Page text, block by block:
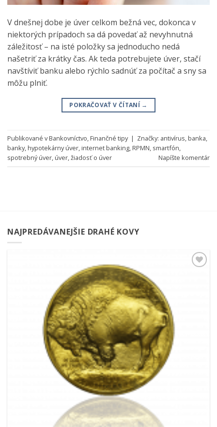
V dnešnej dobe je úver celkom bežná vec, dokonca v
niektorých prípadoch sa dá povedať až nevyhnutná
záležitosť – na isté položky sa jednoducho nedá
našetriť za krátky čas. Ak teda potrebujete úver, stačí
navštíviť banku alebo rýchlo sadnúť za počítač a sny sa
môžu plniť.
POKRAČOVAŤ V ČÍTANÍ →
Publikované vBankovníctvo,Finančné tipy | Značky: antivírus,banka,
banky,hypotekárny úver,internet banking,RPMN, smartfón,
spotrebný úver,úver,žiadosť o úver Napíšte komentár
NAJPREDÁVANEJŠIE DRAHÉ KOVY